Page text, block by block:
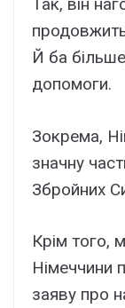
Так, він
Й ба
допомоги.
Зокрема,
значну
Збройних
Крім того,
Німеччини
заяву про